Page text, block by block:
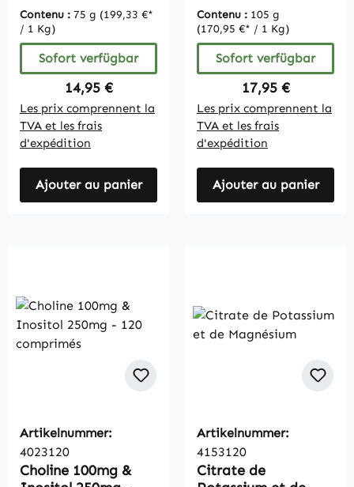
Contenu : 75 g (199,33 €*
/ 1 Kg)
Sofort verfügbar
Regulärer Preis:
14,95 €
Les prix comprennent la
TVA et les frais
d'expédition
Ajouter au panier
| Vitamintrend
Contenu : 105 g
(170,95 €* / 1 Kg)
Sofort verfügbar
Regulärer Preis:
17,95 €
Les prix comprennent la
TVA et les frais
d'expédition
Ajouter au panier
Artikelnummer:
4023120
Choline 100mg &
Artikelnummer:
4153120
Citrate de